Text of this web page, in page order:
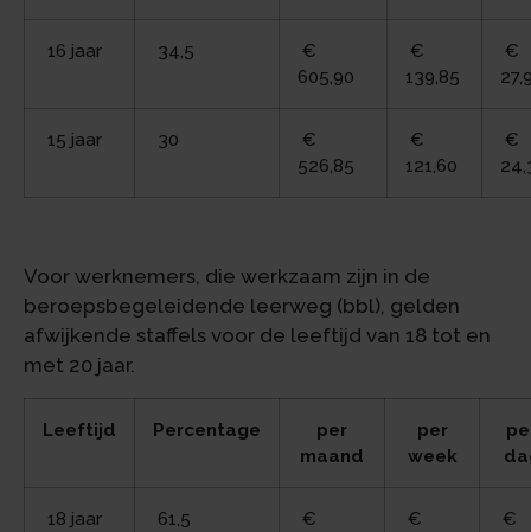
16 jaar 34,5
€
605,90
€
139,85
€
15 jaar 30
€
526,85
€
121,60
€
Voor werknemers, die werkzaam zijn in de
beroepsbegeleidende leerweg (bbl), gelden
afwijkende staffels voor de leeftijd van 18 tot en
met 20 jaar.
Leeftijd Percentage
per
maand
per
week
18 jaar 61,5
€
€
€